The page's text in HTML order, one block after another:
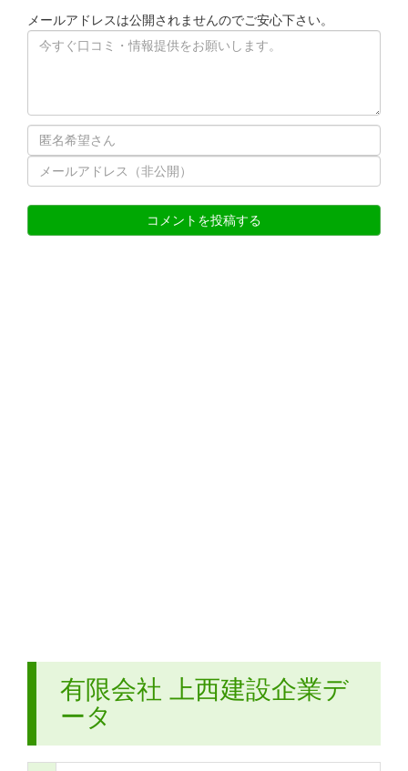
メールアドレスは公開されませんのでご安心下さい。
有限会社 上西建設企業デ
ータ